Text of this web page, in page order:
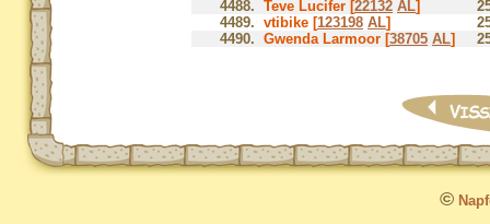
4488. Teve Lucifer [22132 AL]
4489. vtibike [123198 AL]
4490. Gwenda Larmoor [38705 AL]
©